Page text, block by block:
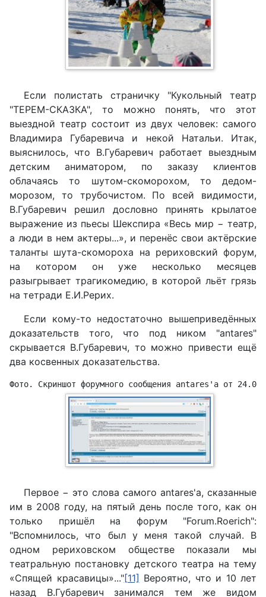
Если полистать страничку "Кукольный театр
"ТЕРЕМ-СКАЗКА", то можно понять, что этот
выездной театр состоит из двух человек: самого
Владимира Губаревича и некой Натальи. Итак,
выяснилось, что В.Губаревич работает выездным
детским аниматором, по заказу клиентов
облачаясь то шутом-скоморохом, то дедом-
морозом, то трубочистом. По всей видимости,
В.Губаревич решил дословно принять крылатое
выражение из пьесы Шекспира «Весь мир − театр,
а люди в нем актеры...», и перенёс свои актёрские
таланты шута-скомороха на рериховский форум,
на котором он уже несколько месяцев
разыгрывает трагикомедию, в которой льёт грязь
на тетради Е.И.Рерих.
Если кому-то недостаточно вышеприведённых
доказательств того, что под ником "antares"
скрывается В.Губаревич, то можно привести ещё
два косвенных доказательства.
Фото. Скриншот форумного сообщения antares'a от
Первое − это слова самого antares'a, сказанные
им в 2008 году, на пятый день после того, как он
только пришёл на форум "Forum.Roerich":
"Вспомнилось, что был у меня такой случай. В
одном рериховском обществе показали мы
театральную постановку детского театра на тему
«Спящей красавицы»..."[11] Вероятно, что и 10 лет
назад В.Губаревич занимался тем же видом